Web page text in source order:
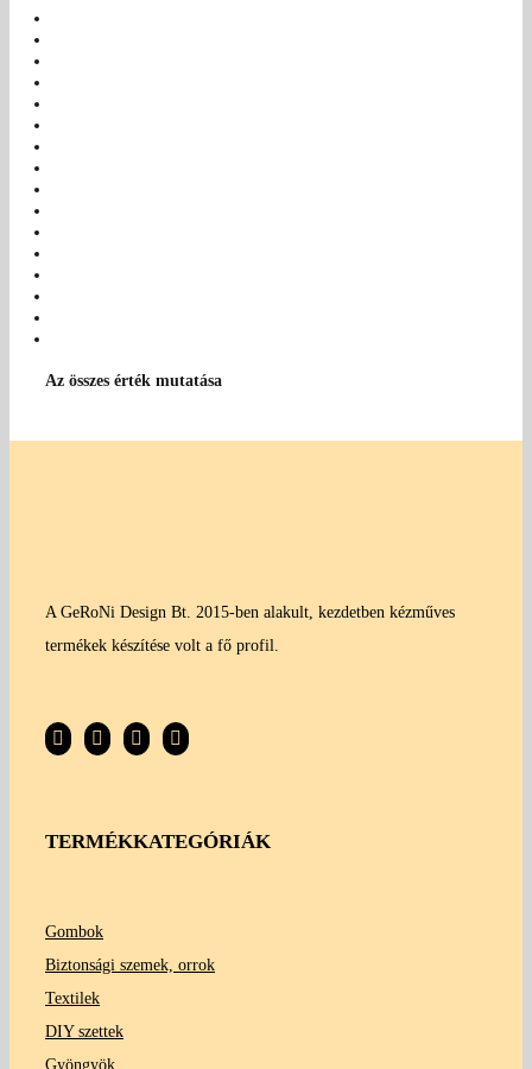
Az összes érték mutatása
A GeRoNi Design Bt. 2015-ben alakult, kezdetben kézműves
termékek készítése volt a fő profil.
TERMÉKKATEGÓRIÁK
Gombok
Biztonsági szemek, orrok
Textilek
DIY szettek
Gyöngyök